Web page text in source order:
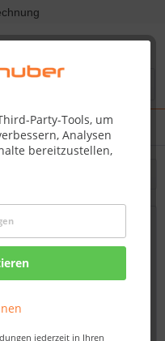
Party-Tools, um
Analysen
bereitzustellen,
jederzeit in Ihren
Preisen
– Robust,